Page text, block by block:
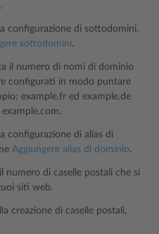
configurazione di sottodomini,
sottodomini.
il numero di nomi di dominio
configurati in modo puntare
example.fr ed example.de
configurazione di alias di
Aggiungere alias di dominio.
numero di caselle postali che si
siti web.
creazione di caselle postali,